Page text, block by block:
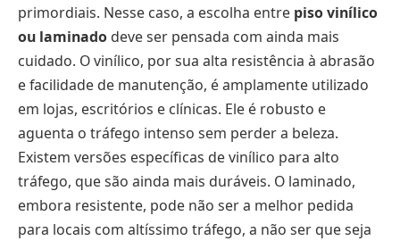
primordiais. Nesse caso, a escolha entre piso vinílico
ou laminado deve ser pensada com ainda mais
cuidado. O vinílico, por sua alta resistência à abrasão
e facilidade de manutenção, é amplamente utilizado
em lojas, escritórios e clínicas. Ele é robusto e
aguenta o tráfego intenso sem perder a beleza.
Existem versões específicas de vinílico para alto
tráfego, que são ainda mais duráveis. O laminado,
embora resistente, pode não ser a melhor pedida
para locais com altíssimo tráfego, a não ser que seja